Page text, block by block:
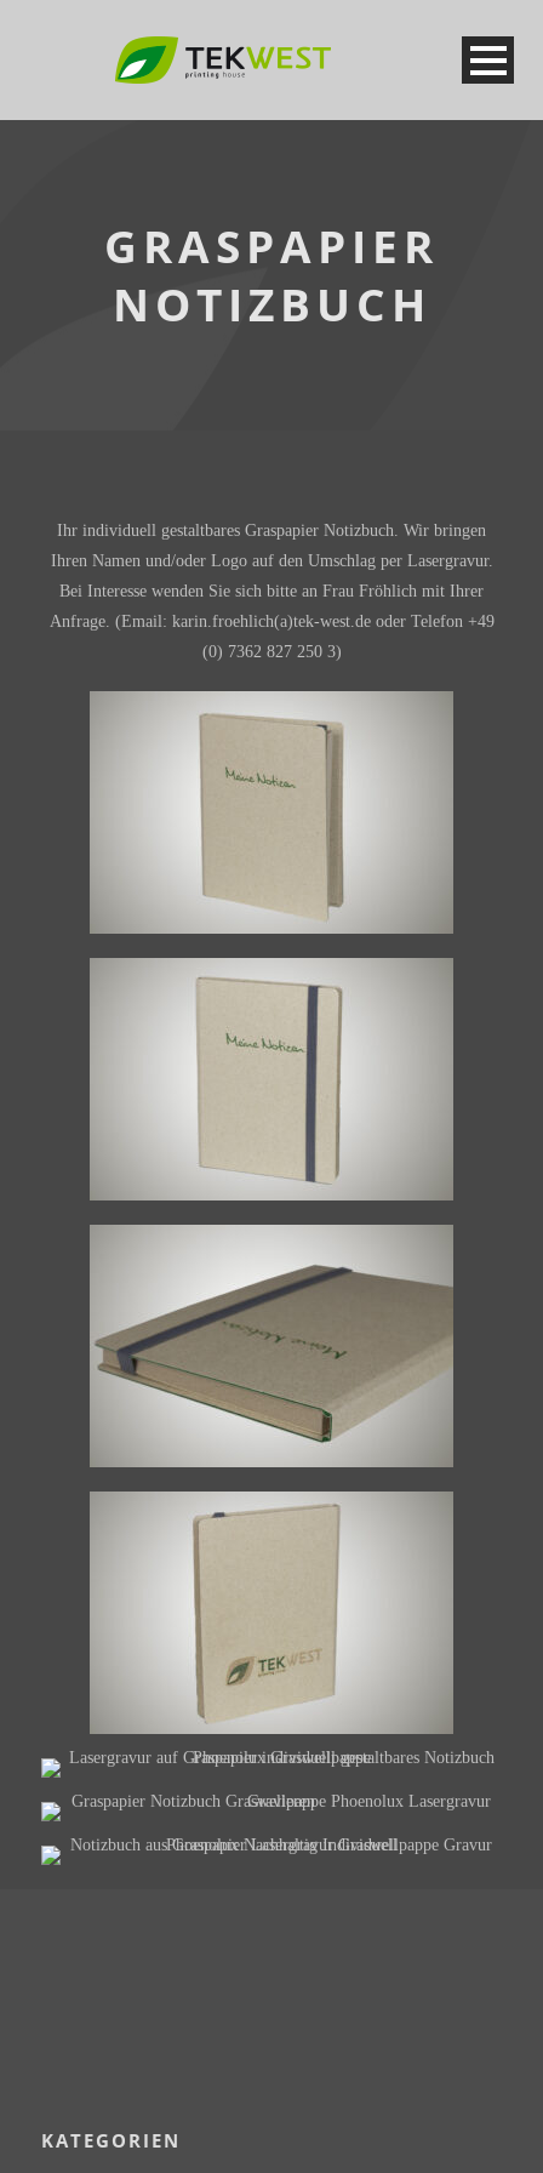
GRASPAPIER
NOTIZBUCH
Ihr individuell gestaltbares Graspapier Notizbuch. Wir bringen
Ihren Namen und/oder Logo auf den Umschlag per Lasergravur.
Bei Interesse wenden Sie sich bitte an Frau Fröhlich mit Ihrer
Anfrage. (Email: karin.froehlich(a)tek-west.de oder Telefon +49
(0) 7362 827 250 3)
KATEGORIEN